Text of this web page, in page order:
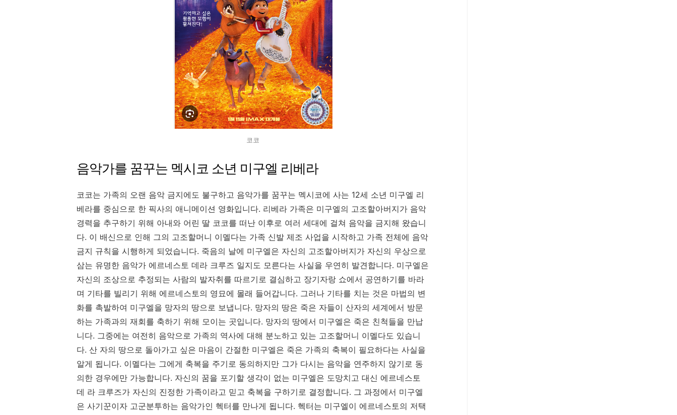
코코
음악가를 꿈꾸는 멕시코 소년 미구엘 리베라
코코는 가족의 오랜 음악 금지에도 불구하고 음악가를 꿈꾸는 멕시코에 사는 12세 소년 미구엘 리
베라를 중심으로 한 픽사의 애니메이션 영화입니다. 리베라 가족은 미구엘의 고조할아버지가 음악
경력을 추구하기 위해 아내와 어린 딸 코코를 떠난 이후로 여러 세대에 걸쳐 음악을 금지해 왔습니
다. 이 배신으로 인해 그의 고조할머니 이멜다는 가족 신발 제조 사업을 시작하고 가족 전체에 음악
금지 규칙을 시행하게 되었습니다. 죽음의 날에 미구엘은 자신의 고조할아버지가 자신의 우상으로
삼는 유명한 음악가 에르네스토 데라 크루즈 일지도 모른다는 사실을 우연히 발견합니다. 미구엘은
자신의 조상으로 추정되는 사람의 발자취를 따르기로 결심하고 장기자랑 쇼에서 공연하기를 바라
며 기타를 빌리기 위해 에르네스토의 영묘에 몰래 들어갑니다. 그러나 기타를 치는 것은 마법의 변
화를 촉발하여 미구엘을 망자의 땅으로 보냅니다. 망자의 땅은 죽은 자들이 산자의 세계에서 방문
하는 가족과의 재회를 축하기 위해 모이는 곳입니다. 망자의 땅에서 미구엘은 죽은 친척들을 만납
니다. 그중에는 여전히 음악으로 가족의 역사에 대해 분노하고 있는 고조할머니 이멜다도 있습니
다. 산 자의 땅으로 돌아가고 싶은 마음이 간절한 미구엘은 죽은 가족의 축복이 필요하다는 사실을
알게 됩니다. 이멜다는 그에게 축복을 주기로 동의하지만 그가 다시는 음악을 연주하지 않기로 동
의한 경우에만 가능합니다. 자신의 꿈을 포기할 생각이 없는 미구엘은 도망치고 대신 에르네스토
데 라 크루즈가 자신의 진정한 가족이라고 믿고 축복을 구하기로 결정합니다. 그 과정에서 미구엘
은 사기꾼이자 고군분투하는 음악가인 헥터를 만나게 됩니다. 헥터는 미구엘이 에르네스토의 저택